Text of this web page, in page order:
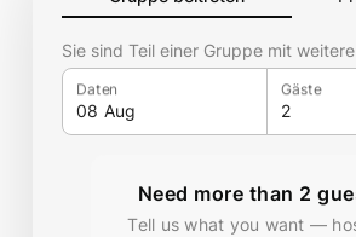
Sie sind Teil einer Gruppe mit
Daten Gäste
Need more than 2
Tell us what you want —